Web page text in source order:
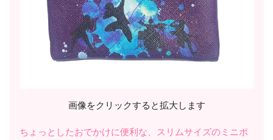
画像をクリックすると拡大します
ちょっとしたおでかけに便利な、スリムサイズのミニポ